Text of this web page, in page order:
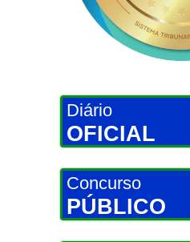
Diário
OFICIAL
Concurso
PÚBLICO